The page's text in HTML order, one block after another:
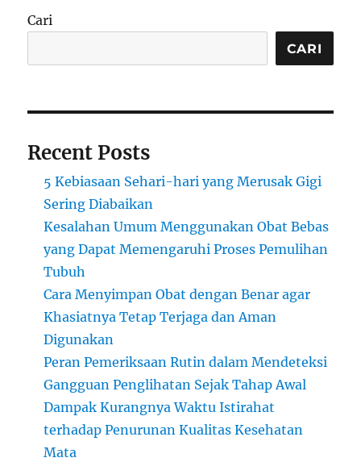
Cari
CARI
Recent Posts
5 Kebiasaan Sehari-hari yang Merusak Gigi
Sering Diabaikan
Kesalahan Umum Menggunakan Obat Bebas
yang Dapat Memengaruhi Proses Pemulihan
Tubuh
Cara Menyimpan Obat dengan Benar agar
Khasiatnya Tetap Terjaga dan Aman
Digunakan
Peran Pemeriksaan Rutin dalam Mendeteksi
Gangguan Penglihatan Sejak Tahap Awal
Dampak Kurangnya Waktu Istirahat
terhadap Penurunan Kualitas Kesehatan
Mata